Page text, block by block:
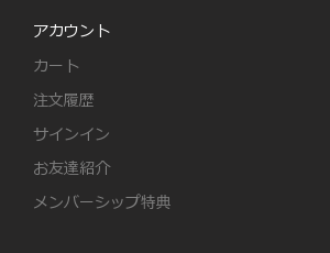
アカウント
カート
注文履歴
サインイン
お友達紹介
メンバーシップ特典